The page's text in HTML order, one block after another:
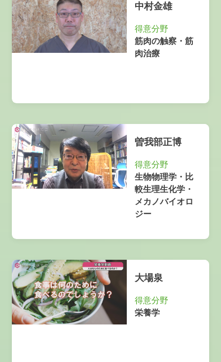
中村金雄
得意分野
筋肉の触察・筋
肉治療
曽我部正博
得意分野
生物物理学・比
較生理生化学・
メカノバイオロ
ジー
大場泉
得意分野
栄養学